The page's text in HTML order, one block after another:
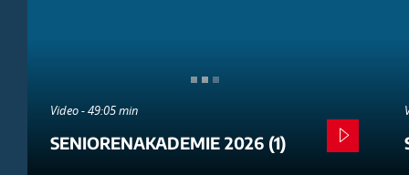
Video - 49:05 min
SENIORENAKADEMIE 2026 (1)